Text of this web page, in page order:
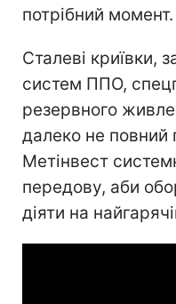
потрібний момент.
Сталеві криївки,
систем ППО,
резервного
далеко не повний
Метінвест
передову, аби
діяти на